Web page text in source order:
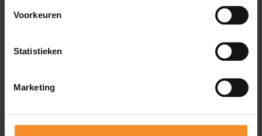
Voorkeuren
Statistieken
Marketing
NIKE